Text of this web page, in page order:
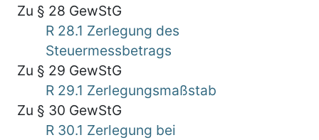
Zu § 28 GewStG
R 28.1 Zerlegung des
Steuermessbetrags
Zu § 29 GewStG
R 29.1 Zerlegungsmaßstab
Zu § 30 GewStG
R 30.1 Zerlegung bei